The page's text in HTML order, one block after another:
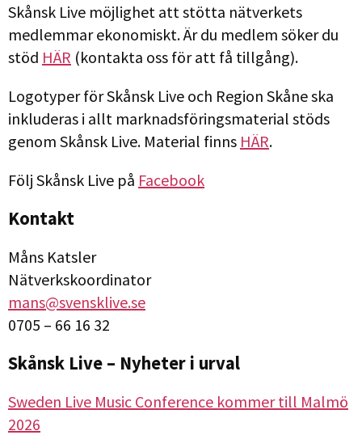
Skånsk Live möjlighet att stötta nätverkets
medlemmar ekonomiskt. Är du medlem söker du
stöd HÄR (kontakta oss för att få tillgång).
Logotyper för Skånsk Live och Region Skåne ska
inkluderas i allt marknadsföringsmaterial stöds
genom Skånsk Live. Material finns HÄR.
Följ Skånsk Live på Facebook
Kontakt
Måns Katsler
Nätverkskoordinator
mans@svensklive.se
0705 – 66 16 32
Skånsk Live – Nyheter i urval
Sweden Live Music Conference kommer till Malmö
2026